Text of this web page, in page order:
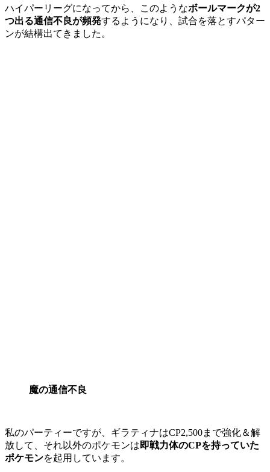
ハイパーリーグになってから、このようなボールマークが2
つ出る通信不良が頻発するようになり、試合を落とすパター
ンが結構出てきました。
魔の通信不良
私のパーティーですが、ギラティナはCP2,500まで強化＆解
放して、それ以外のポケモンは即戦力体のCPを持っていた
ポケモンを起用しています。